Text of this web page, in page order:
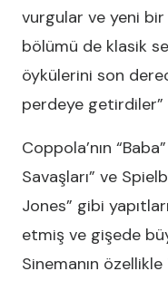
vurgular ve yeni bir
bölümü de klasik
öykülerini son
perdeye getirdiler”
Coppola’nın
Savaşları” ve
Jones” gibi
etmiş ve gişede
Sinemanın